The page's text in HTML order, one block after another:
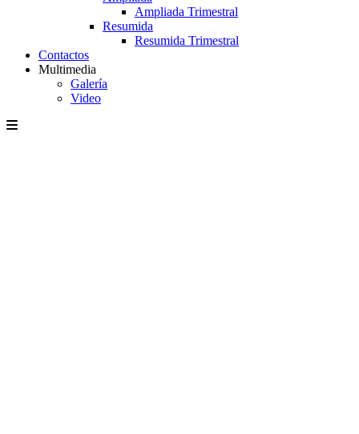
Ampliada Trimestral
Resumida
Resumida Trimestral
Contactos
Multimedia
Galería
Video